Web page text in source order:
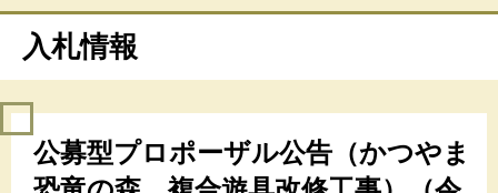
じ
入札情報
公募型プロポーザル公告（かつやま